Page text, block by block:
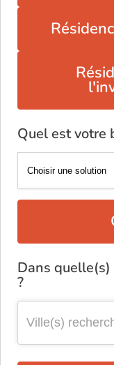
Quel est votre
Dans
?